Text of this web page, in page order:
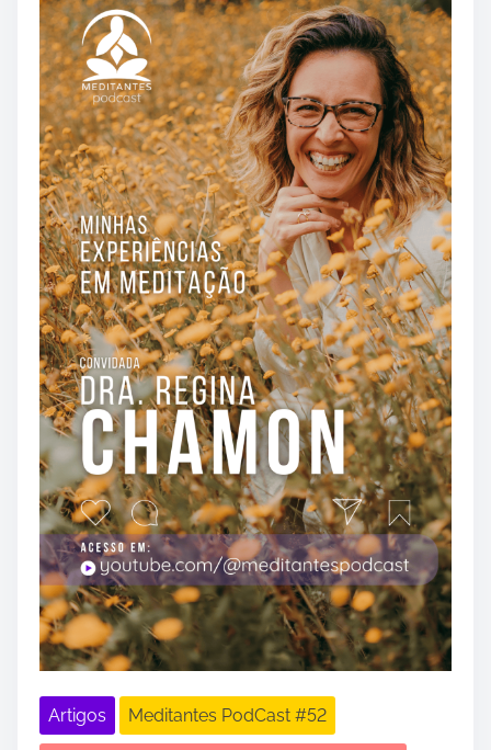
Artigos Meditantes PodCast #52